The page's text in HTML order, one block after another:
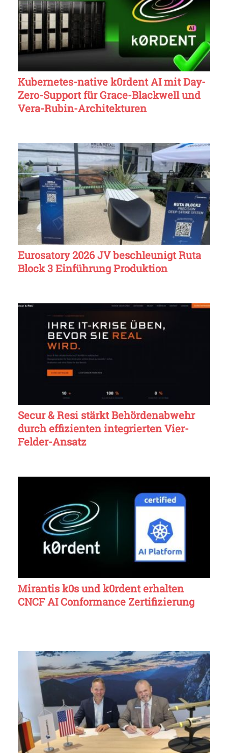
Kubernetes-native k0rdent AI mit Day-
Zero-Support für Grace-Blackwell und
Vera-Rubin-Architekturen
Eurosatory 2026 JV beschleunigt Ruta
Block 3 Einführung Produktion
Secur & Resi stärkt Behördenabwehr
durch effizienten integrierten Vier-
Felder-Ansatz
Mirantis k0s und k0rdent erhalten
CNCF AI Conformance Zertifizierung